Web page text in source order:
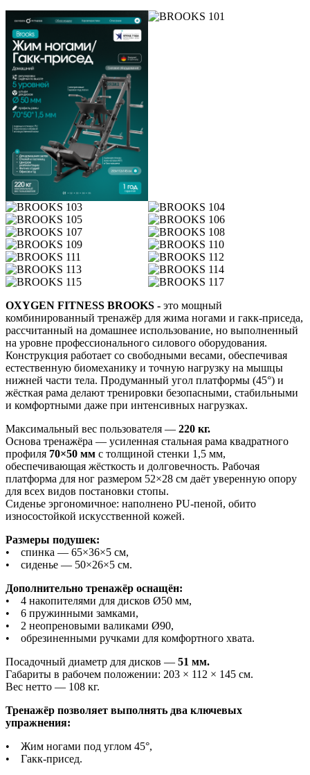
OXYGEN FITNESS BROOKS - это мощный
комбинированный тренажёр для жима ногами и гакк-приседа,
рассчитанный на домашнее использование, но выполненный
на уровне профессионального силового оборудования.
Конструкция работает со свободными весами, обеспечивая
естественную биомеханику и точную нагрузку на мышцы
нижней части тела. Продуманный угол платформы (45°) и
жёсткая рама делают тренировки безопасными, стабильными
и комфортными даже при интенсивных нагрузках.
Максимальный вес пользователя — 220 кг.
Основа тренажёра — усиленная стальная рама квадратного
профиля 70×50 мм с толщиной стенки 1,5 мм,
обеспечивающая жёсткость и долговечность. Рабочая
платформа для ног размером 52×28 см даёт уверенную опору
для всех видов постановки стопы.
Сиденье эргономичное: наполнено PU-пеной, обито
износостойкой искусственной кожей.
Размеры подушек:
• спинка — 65×36×5 см,
• сиденье — 50×26×5 см.
Дополнительно тренажёр оснащён:
• 4 накопителями для дисков Ø50 мм,
• 6 пружинными замками,
• 2 неопреновыми валиками Ø90,
• обрезиненными ручками для комфортного хвата.
Посадочный диаметр для дисков — 51 мм.
Габариты в рабочем положении: 203 × 112 × 145 см.
Вес нетто — 108 кг.
Тренажёр позволяет выполнять два ключевых
упражнения:
• Жим ногами под углом 45°,
• Гакк-присед.